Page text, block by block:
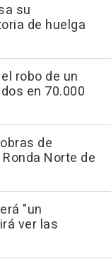
su
de huelga
robo de un
en 70.000
de
Norte de
"un
ver las